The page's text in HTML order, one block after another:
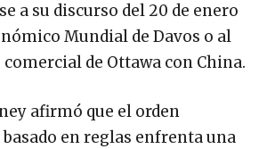
a su discurso del 20 de enero
Mundial de Davos o al
de Ottawa con China.
afirmó que el orden
en reglas enfrenta una